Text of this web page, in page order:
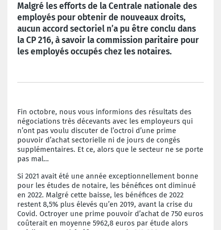
Malgré les efforts de la Centrale nationale des
employés pour obtenir de nouveaux droits,
aucun accord sectoriel n’a pu être conclu dans
la CP 216, à savoir la commission paritaire pour
les employés occupés chez les notaires.
Fin octobre, nous vous informions des résultats des
négociations très décevants avec les employeurs qui
n’ont pas voulu discuter de l’octroi d’une prime
pouvoir d’achat sectorielle ni de jours de congés
supplémentaires. Et ce, alors que le secteur ne se porte
pas mal…
Si 2021 avait été une année exceptionnellement bonne
pour les études de notaire, les bénéfices ont diminué
en 2022. Malgré cette baisse, les bénéfices de 2022
restent 8,5% plus élevés qu’en 2019, avant la crise du
Covid. Octroyer une prime pouvoir d’achat de 750 euros
coûterait en moyenne 5962,8 euros par étude alors